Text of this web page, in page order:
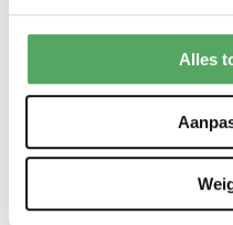
Alles
Accessoire/ adapter
typenummer "6930050"
Geleverd nieuw in doos incl.
bij Novy), handleiding, echter
HEEFT U HIER AL